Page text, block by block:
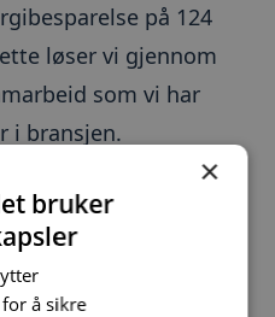
på 124
løser vi gjennom
som vi har
i bransjen.
og
×
bruker
å sikre